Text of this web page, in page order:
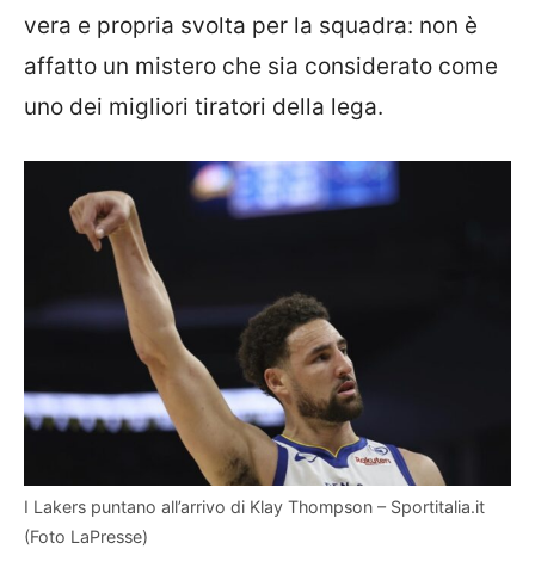
vera e propria svolta per la squadra: non è
affatto un mistero che sia considerato come
uno dei migliori tiratori della lega.
I Lakers puntano all’arrivo di Klay Thompson – Sportitalia.it
(Foto LaPresse)